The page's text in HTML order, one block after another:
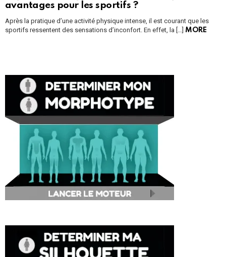
avantages pour les sportifs ?
Après la pratique d’une activité physique intense, il est courant que les
sportifs ressentent des sensations d’inconfort. En effet, la […] MORE